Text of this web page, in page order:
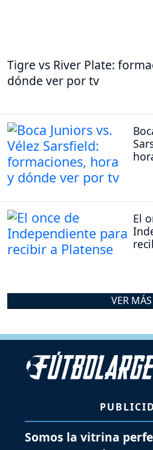
Tigre vs River Plate:
dónde ver por tv
El
VER
Somos la vitrina